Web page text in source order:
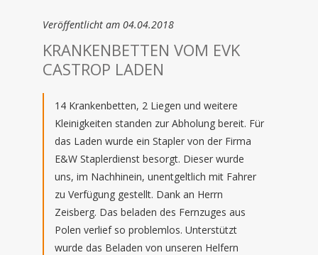
Veröffentlicht am 04.04.2018
KRANKENBETTEN VOM EVK
CASTROP LADEN
14 Krankenbetten, 2 Liegen und weitere
Kleinigkeiten standen zur Abholung bereit. Für
das Laden wurde ein Stapler von der Firma
E&W Staplerdienst besorgt. Dieser wurde
uns, im Nachhinein, unentgeltlich mit Fahrer
zu Verfügung gestellt. Dank an Herrn
Zeisberg. Das beladen des Fernzuges aus
Polen verlief so problemlos. Unterstützt
wurde das Beladen von unseren Helfern